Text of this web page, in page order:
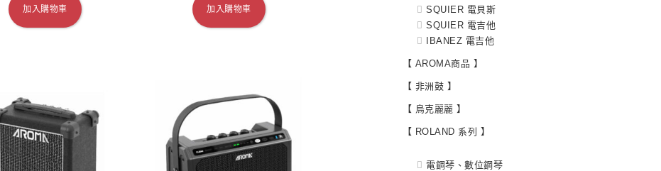
加入購物車 加入購物車
SQUIER 電貝斯
SQUIER 電吉他
IBANEZ 電吉他
【 AROMA商品 】
【 非洲鼓 】
【 烏克麗麗 】
【 ROLAND 系列 】
電鋼琴、數位鋼琴